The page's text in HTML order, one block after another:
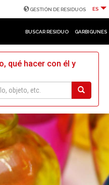
GESTIÓN DE RESIDUOS ES
BUSCAR RESIDUO GARBIGUNES
qué hacer con él y